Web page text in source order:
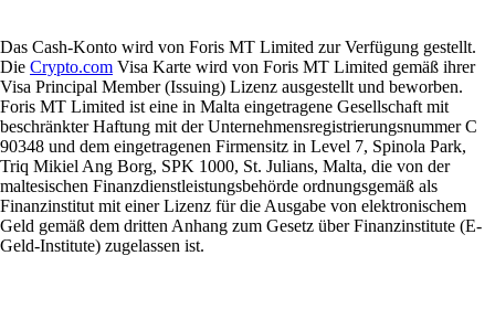
Das Cash-Konto wird von Foris MT Limited zur Verfügung gestellt.
Die Crypto.com Visa Karte wird von Foris MT Limited gemäß ihrer
Visa Principal Member (Issuing) Lizenz ausgestellt und beworben.
Foris MT Limited ist eine in Malta eingetragene Gesellschaft mit
beschränkter Haftung mit der Unternehmensregistrierungsnummer C
90348 und dem eingetragenen Firmensitz in Level 7, Spinola Park,
Triq Mikiel Ang Borg, SPK 1000, St. Julians, Malta, die von der
maltesischen Finanzdienstleistungsbehörde ordnungsgemäß als
Finanzinstitut mit einer Lizenz für die Ausgabe von elektronischem
Geld gemäß dem dritten Anhang zum Gesetz über Finanzinstitute (E-
Geld-Institute) zugelassen ist.